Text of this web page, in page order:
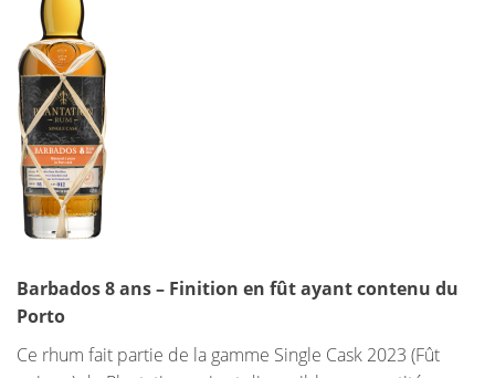
Barbados 8 ans – Finition en fût ayant contenu du
Porto
Ce rhum fait partie de la gamme Single Cask 2023 (Fût